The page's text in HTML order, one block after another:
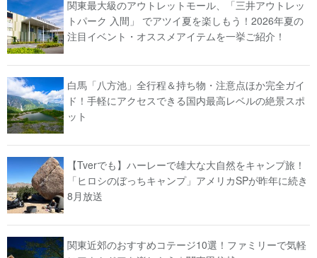
関東最大級のアウトレットモール、「三井アウトレッ
トパーク 入間」 でアツイ夏を楽しもう！2026年夏の
注目イベント・オススメアイテムを一挙ご紹介！
白馬「八方池」全行程＆持ち物・注意点ほか完全ガイ
ド！手軽にアクセスできる国内最高レベルの絶景スポ
ット
【Tverでも】ハーレーで雄大な大自然をキャンプ旅！
「ヒロシのぼっちキャンプ」アメリカSPが昨年に続き
8月放送
関東近郊のおすすめコテージ10選！ファミリーで気軽